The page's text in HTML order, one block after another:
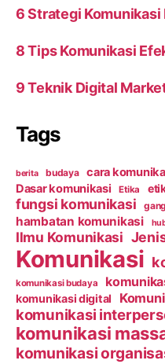
6 Strategi
8 Tips Komunikasi
9 Teknik Digital
Tags
berita budaya cara
Dasar komunikasi Etika
fungsi komunikasi
hambatan komunikasi
Ilmu Komunikasi
Komunikasi
komunikasi budaya
komunikasi digital
komunikasi
komunikasi
komunikasi